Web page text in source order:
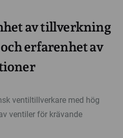
av tillverkning
erfarenhet av
ventiltillverkare med hög
ventiler för krävande